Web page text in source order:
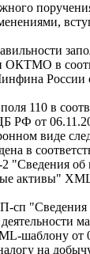
в
России
110 в
РФ от
виде
в
об
активы"
"Сведения
шаблону от
на